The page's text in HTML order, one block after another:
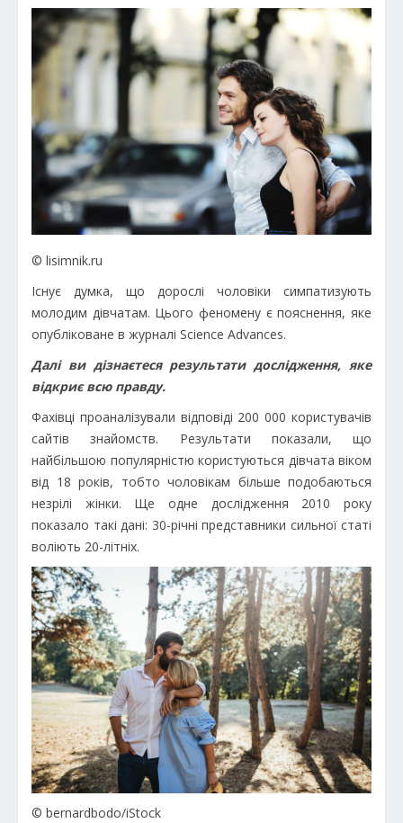
© lisimnik.ru
Існує думка, що дорослі чоловіки симпатизують
молодим дівчатам. Цього феномену є пояснення, яке
опубліковане в журналі Science Advances.
Далі ви дізнаєтеся результати дослідження, яке
відкриє всю правду.
Фахівці проаналізували відповіді 200 000 користувачів
сайтів знайомств. Результати показали, що
найбільшою популярністю користуються дівчата віком
від 18 років, тобто чоловікам більше подобаються
незрілі жінки. Ще одне дослідження 2010 року
показало такі дані: 30-річні представники сильної статі
воліють 20-літніх.
© bernardbodo/iStock